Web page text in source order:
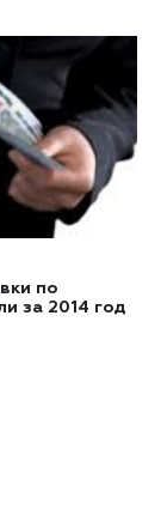
по
за 2014 год